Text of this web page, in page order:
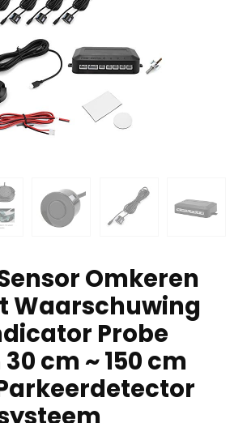
Omkeren
Waarschuwing
Probe
cm ~ 150 cm